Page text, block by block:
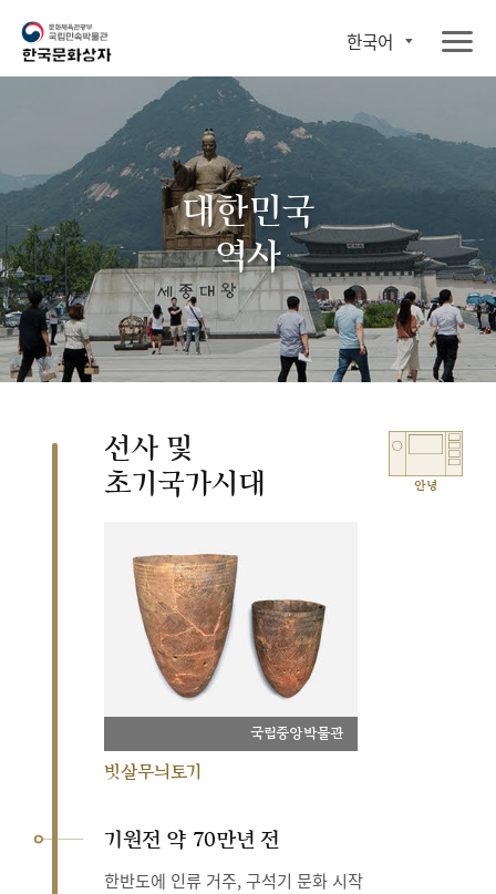
한국어
대한민국
역사
안녕
선사 및
초기국가시대
국립중앙박물관
빗살무늬토기
기원전 약 70만년 전
한반도에 인류 거주, 구석기 문화 시작